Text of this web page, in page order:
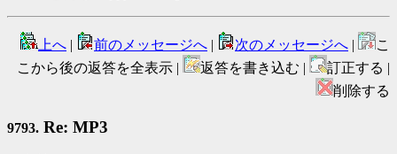
上へ | 前のメッセージへ | 次のメッセージへ |
こ
こから後の返答を全表示 |
返答を書き込む |
訂正する |
削除する
9793. Re: MP3